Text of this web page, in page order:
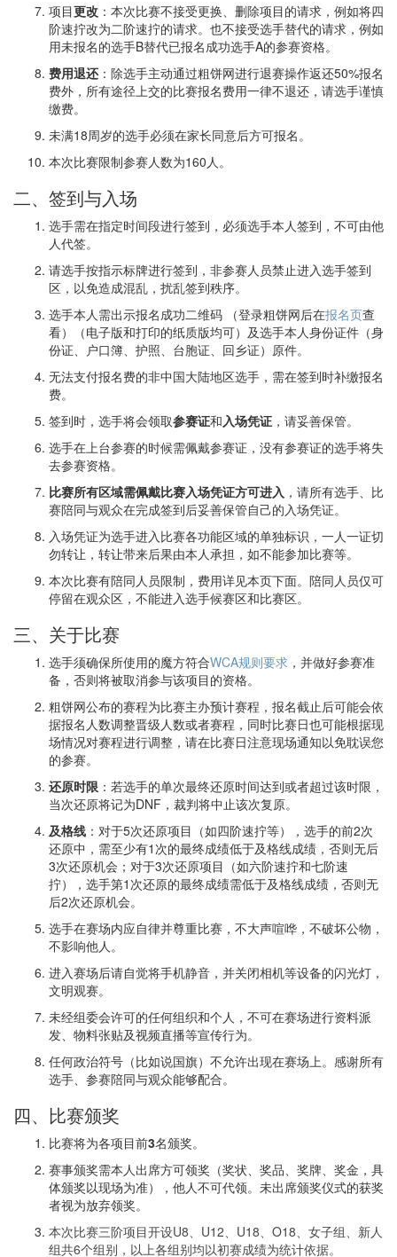
项目更改 ：本次比赛不接受更换、删除项目的请求，例如将四
阶速拧改为二阶速拧的请求。也不接受选手替代的请求，例如
用未报名的选手B替代已报名成功选手A的参赛资格。
费用退还：除选手主动通过粗饼网进行退赛操作返还50%报名
费外，所有途径上交的比赛报名费用一律不退还，请选手谨慎
缴费。
未满18周岁的选手必须在家长同意后方可报名。
本次比赛限制参赛人数为160人。
二、签到与入场
选手需在指定时间段进行签到，必须选手本人签到，不可由他
人代签。
请选手按指示标牌进行签到，非参赛人员禁止进入选手签到
区，以免造成混乱，扰乱签到秩序。
选手本人需出示报名成功二维码 （登录粗饼网后在报名页查
看）（电子版和打印的纸质版均可）及选手本人身份证件（身
份证、户口簿、护照、台胞证、回乡证）原件。
无法支付报名费的非中国大陆地区选手，需在签到时补缴报名
费。
签到时，选手将会领取参赛证和 入场凭证 ，请妥善保管。
选手在上台参赛的时候需佩戴参赛证，没有参赛证的选手将失
去参赛资格。
比赛所有区域需佩戴比赛入场凭证方可进入 ，请所有选手、比
赛陪同与观众在完成签到后妥善保管自己的入场凭证。
入场凭证为选手进入比赛各功能区域的单独标识，一人一证切
勿转让，转让带来后果由本人承担，如不能参加比赛等。
本次比赛有陪同人员限制，费用详见本页下面。陪同人员仅可
停留在观众区，不能进入选手候赛区和比赛区。
三、关于比赛
选手须确保所使用的魔方符合WCA规则要求 ，并做好参赛准
备，否则将被取消参与该项目的资格。
粗饼网公布的赛程为比赛主办预计赛程，报名截止后可能会依
据报名人数调整晋级人数或者赛程，同时比赛日也可能根据现
场情况对赛程进行调整，请在比赛日注意现场通知以免耽误您
的参赛。
还原时限 ：若选手的单次最终还原时间达到或者超过该时限，
当次还原将记为DNF，裁判将中止该次复原。
及格线 ：对于5次还原项目（如四阶速拧等），选手的前2次
还原中，需至少有1次的最终成绩低于及格线成绩，否则无后
3次还原机会；对于3次还原项目（如六阶速拧和七阶速
拧），选手第1次还原的最终成绩需低于及格线成绩，否则无
后2次还原机会。
选手在赛场内应自律并尊重比赛，不大声喧哗，不破坏公物，
不影响他人。
进入赛场后请自觉将手机静音，并关闭相机等设备的闪光灯，
文明观赛。
未经组委会许可的任何组织和个人，不可在赛场进行资料派
发、物料张贴及视频直播等宣传行为。
任何政治符号（比如说国旗）不允许出现在赛场上。感谢所有
选手、参赛陪同与观众能够配合。
四、比赛颁奖
比赛将为各项目前3名颁奖。
赛事颁奖需本人出席方可领奖（奖状、奖品、奖牌、奖金，具
体颁奖以现场为准），他人不可代领。未出席颁奖仪式的获奖
者视为放弃领奖。
本次比赛三阶项目开设U8、U12、U18、O18、女子组、新人
组共6个组别，以上各组别均以初赛成绩为统计依据。